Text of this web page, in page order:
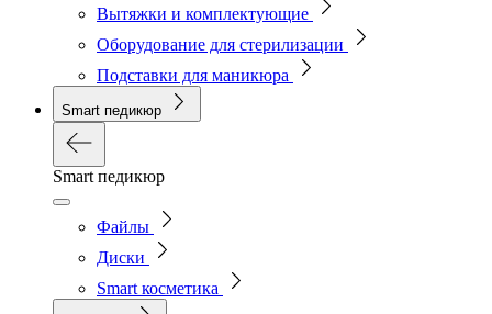
Вытяжки и комплектующие
Оборудование для стерилизации
Подставки для маникюра
Smart педикюр
Smart педикюр
Файлы
Диски
Smart косметика